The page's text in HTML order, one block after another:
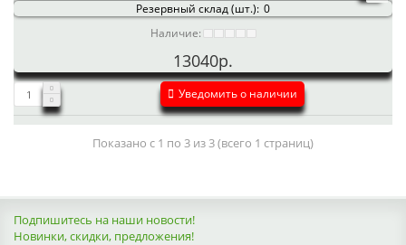
Резервный склад (шт.): 0
Наличие:
13040р.
Уведомить о наличии
Показано с 1 по 3 из 3 (всего 1 страниц)
Подпишитесь на наши новости!
Новинки, скидки, предложения!